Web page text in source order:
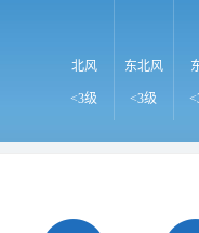
北风
<3级
东北风
<3级